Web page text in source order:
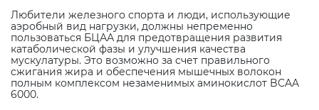
Любители железного спорта и люди, использующие
аэробный вид нагрузки, должны непременно
пользоваться БЦАА для предотвращения развития
катаболической фазы и улучшения качества
мускулатуры. Это возможно за счет правильного
сжигания жира и обеспечения мышечных волокон
полным комплексом незаменимых аминокислот BCAA
6000.